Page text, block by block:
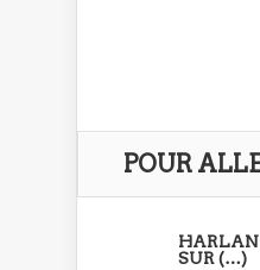
POUR
HARLAN
SUR (…)